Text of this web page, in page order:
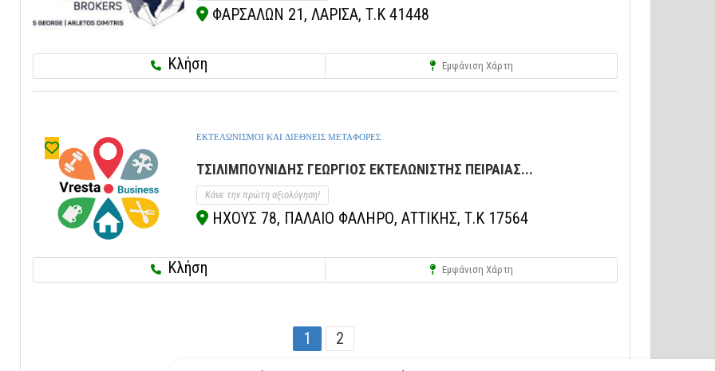
ΦΑΡΣΑΛΩΝ 21, ΛΑΡΙΣΑ, Τ.Κ 41448
Κλήση Εμφάνιση Χάρτη
ΕΚΤΕΛΩΝΙΣΜΟΙ ΚΑΙ ΔΙΕΘΝΕΙΣ ΜΕΤΑΦΟΡΕΣ
ΤΣΙΛΙΜΠΟΥΝΙΔΗΣ ΓΕΩΡΓΙΟΣ ΕΚΤΕΛΩΝΙΣΤΗΣ ΠΕΙΡΑΙΑΣ...
Κάνε την πρώτη αξιολόγηση!
ΗΧΟΥΣ 78, ΠΑΛΑΙΟ ΦΑΛΗΡΟ, ΑΤΤΙΚΗΣ, Τ.Κ 17564
Κλήση Εμφάνιση Χάρτη
1 2